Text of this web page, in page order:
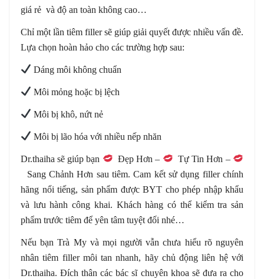
giá rẻ và độ an toàn không cao…
Chỉ một lần tiêm filler sẽ giúp giải quyết được nhiều vấn đề.
Lựa chọn hoàn hảo cho các trường hợp sau:
️ Dáng môi không chuẩn
️ Môi mỏng hoặc bị lệch
️ Môi bị khô, nứt nẻ
️ Môi bị lão hóa với nhiều nếp nhăn
Dr.thaiha sẽ giúp bạn Đẹp Hơn –
Tự Tin Hơn –
Sang Chảnh Hơn sau tiêm. Cam kết sử dụng filler chính
hãng nổi tiếng, sản phẩm được BYT cho phép nhập khẩu
và lưu hành công khai. Khách hàng có thể kiểm tra sản
phẩm trước tiêm để yên tâm tuyệt đối nhé…
Nếu bạn Trà My và mọi người vẫn chưa hiểu rõ nguyên
nhân tiêm filler môi tan nhanh, hãy chủ động liên hệ với
Dr.thaiha. Đích thân các bác sĩ chuyên khoa sẽ đưa ra cho